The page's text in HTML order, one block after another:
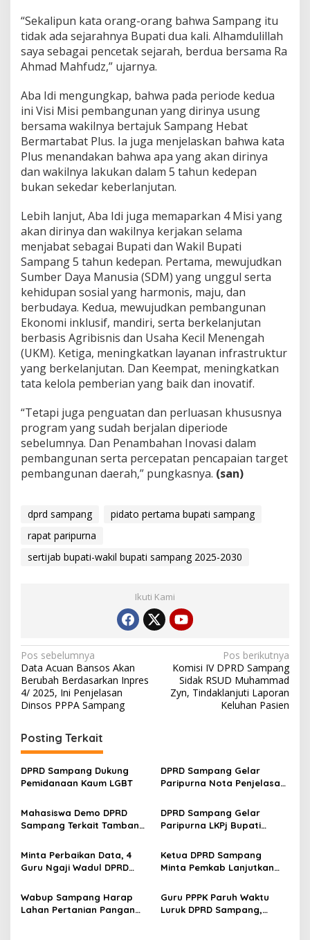
“Sekalipun kata orang-orang bahwa Sampang itu
tidak ada sejarahnya Bupati dua kali. Alhamdulillah
saya sebagai pencetak sejarah, berdua bersama Ra
Ahmad Mahfudz,” ujarnya.
Aba Idi mengungkap, bahwa pada periode kedua
ini Visi Misi pembangunan yang dirinya usung
bersama wakilnya bertajuk Sampang Hebat
Bermartabat Plus. Ia juga menjelaskan bahwa kata
Plus menandakan bahwa apa yang akan dirinya
dan wakilnya lakukan dalam 5 tahun kedepan
bukan sekedar keberlanjutan.
Lebih lanjut, Aba Idi juga memaparkan 4 Misi yang
akan dirinya dan wakilnya kerjakan selama
menjabat sebagai Bupati dan Wakil Bupati
Sampang 5 tahun kedepan. Pertama, mewujudkan
Sumber Daya Manusia (SDM) yang unggul serta
kehidupan sosial yang harmonis, maju, dan
berbudaya. Kedua, mewujudkan pembangunan
Ekonomi inklusif, mandiri, serta berkelanjutan
berbasis Agribisnis dan Usaha Kecil Menengah
(UKM). Ketiga, meningkatkan layanan infrastruktur
yang berkelanjutan. Dan Keempat, meningkatkan
tata kelola pemberian yang baik dan inovatif.
“Tetapi juga penguatan dan perluasan khususnya
program yang sudah berjalan diperiode
sebelumnya. Dan Penambahan Inovasi dalam
pembangunan serta percepatan pencapaian target
pembangunan daerah,” pungkasnya. (san)
dprd sampang
pidato pertama bupati sampang
rapat paripurna
sertijab bupati-wakil bupati sampang 2025-2030
Ikuti Kami
Navigasi
pos
Pos sebelumnya
Data Acuan Bansos Akan
Berubah Berdasarkan Inpres
4/ 2025, Ini Penjelasan
Dinsos PPPA Sampang
Pos berikutnya
Komisi IV DPRD Sampang
Sidak RSUD Muhammad
Zyn, Tindaklanjuti Laporan
Keluhan Pasien
Posting Terkait
DPRD Sampang Dukung
Pemidanaan Kaum LGBT
DPRD Sampang Gelar
Paripurna Nota Penjelasan
2025
Mahasiswa Demo DPRD
Sampang Terkait Tambang
DPRD Sampang Gelar
Paripurna LKPj Bupati
Minta Perbaikan Data, 4
Guru Ngaji Wadul DPRD
Ketua DPRD Sampang
Minta Pemkab Lanjutkan
Masyarakat
Wabup Sampang Harap
Lahan Pertanian Pangan
Guru PPPK Paruh Waktu
Luruk DPRD Sampang,